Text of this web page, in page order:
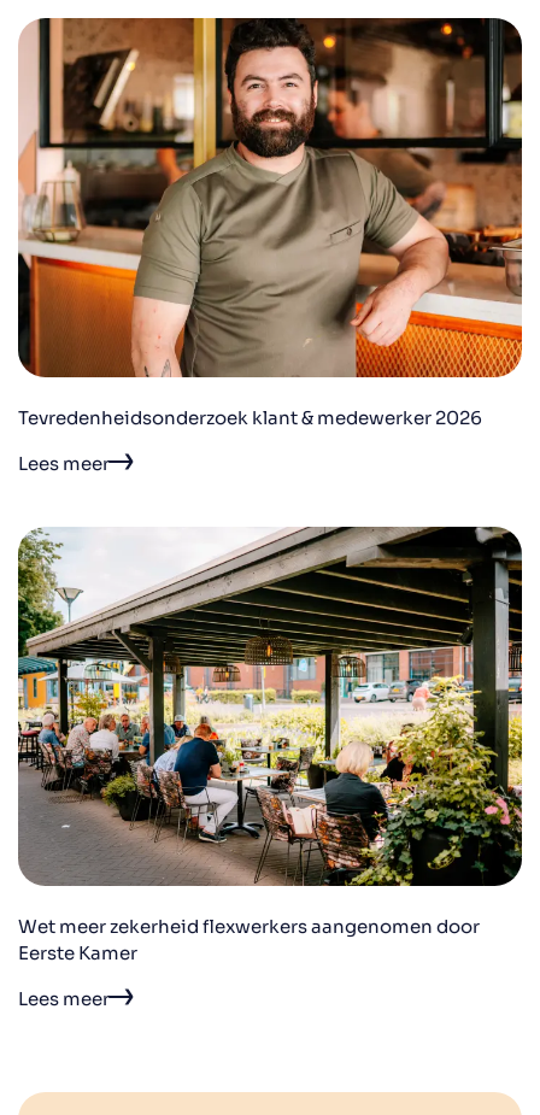
Tevredenheidsonderzoek klant & medewerker 2026
Lees meer
Wet meer zekerheid flexwerkers aangenomen door
Eerste Kamer
Lees meer